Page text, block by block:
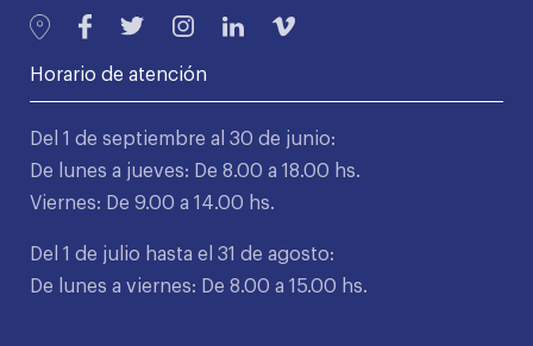
Horario de atención
Del 1 de septiembre al 30 de junio:
De lunes a jueves: De 8.00 a 18.00 hs.
Viernes: De 9.00 a 14.00 hs.
Del 1 de julio hasta el 31 de agosto:
De lunes a viernes: De 8.00 a 15.00 hs.